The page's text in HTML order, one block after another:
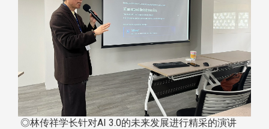
◎林传祥学长针对AI 3.0的未来发展进行精采的演讲